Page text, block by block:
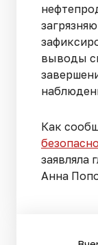
выводы
Как
заявляла
Анна